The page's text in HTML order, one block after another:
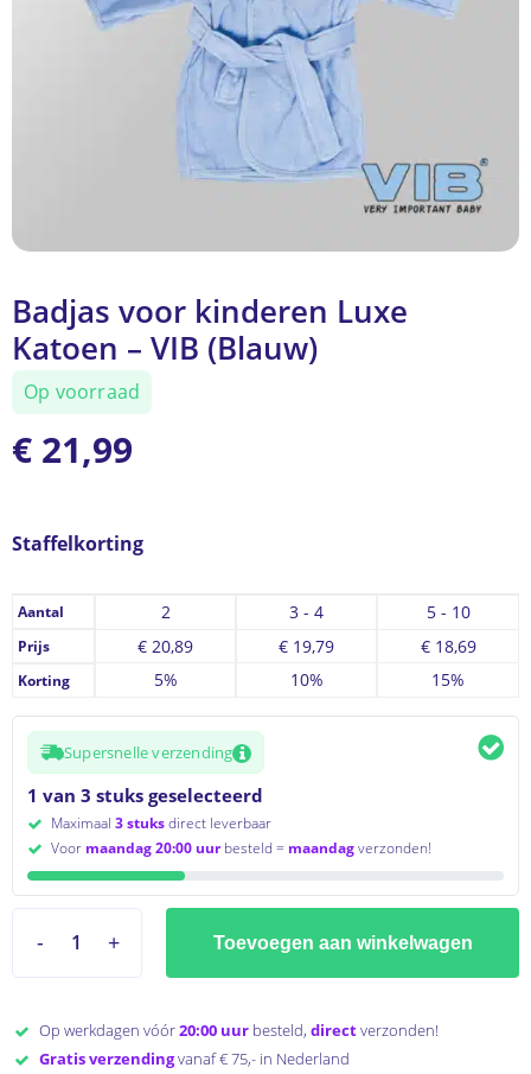
Badjas voor kinderen Luxe
Katoen – VIB (Blauw)
Op voorraad
€ 21,99
Staffelkorting
Aantal 2 3 - 4 5 - 10
Prijs € 20,89 € 19,79 €18,69
Korting 5% 10% 15%
Supersnelle verzending
1 van 3 stuks geselecteerd
Maximaal 3 stuksdirect leverbaar
Voor maandag 20:00 uurbesteld = maandagverzonden!
Toevoegen aan winkelwagen
Op werkdagen vóór20:00 uurbesteld, directverzonden!
Gratis verzendingvanaf € 75,- in Nederland